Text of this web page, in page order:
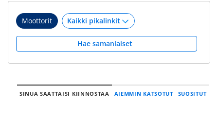
Moottorit
Hae samanlaiset
SINUA SAATTAISI KIINNOSTAA AIEMMIN KATSOTUT SUOSITUT